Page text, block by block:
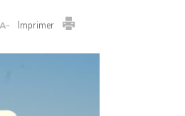
Imprimer